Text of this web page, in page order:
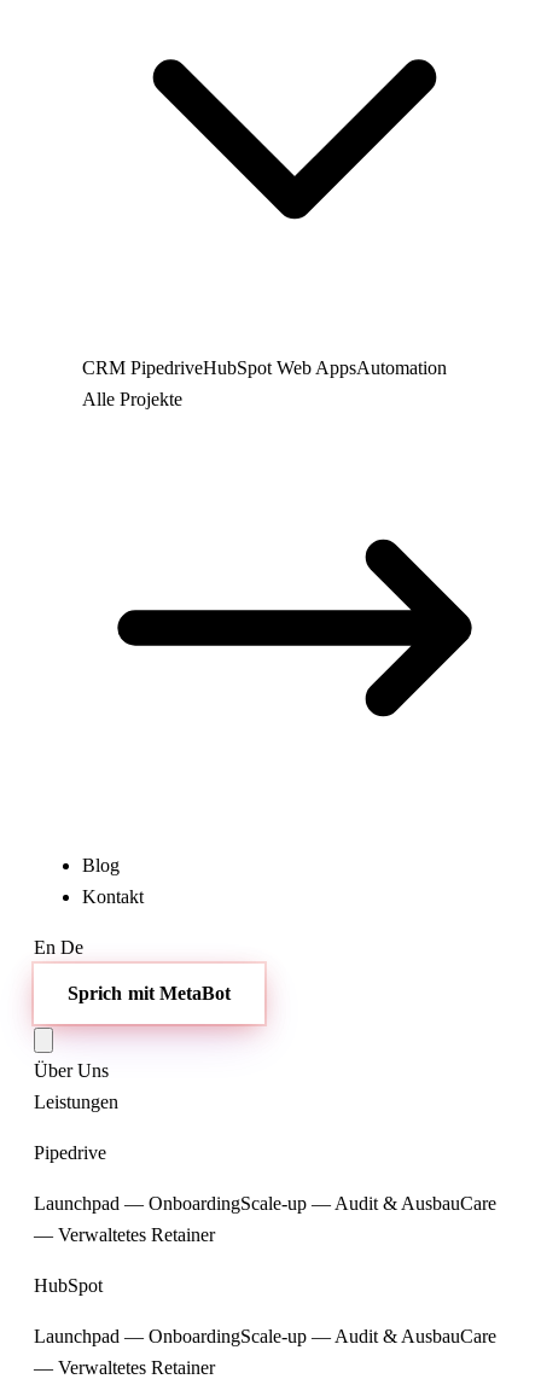
CRM PipedriveHubSpot Web AppsAutomation
Alle Projekte
Blog
Kontakt
En De
Sprich mit MetaBot
Über Uns
Leistungen
Pipedrive
Launchpad — OnboardingScale-up — Audit & AusbauCare
— Verwaltetes Retainer
HubSpot
Launchpad — OnboardingScale-up — Audit & AusbauCare
— Verwaltetes Retainer